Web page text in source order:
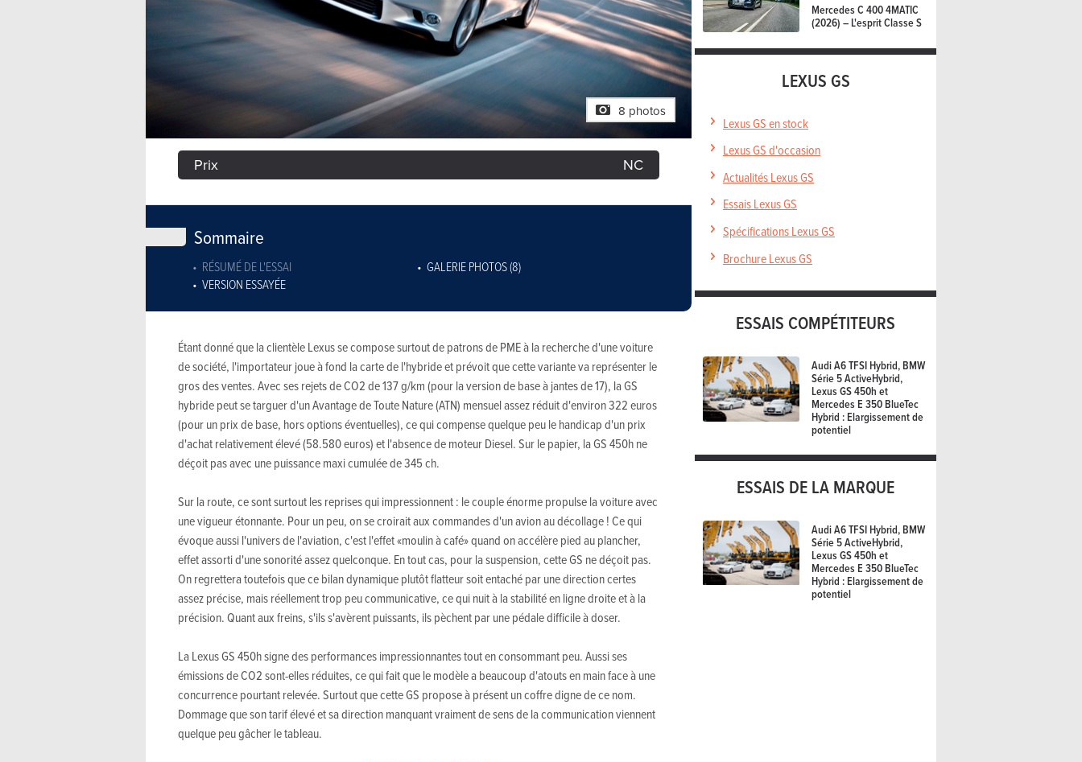
8 photos
Prix NC
Sommaire
RÉSUMÉ DE L'ESSAI
GALERIE PHOTOS (8)
VERSION ESSAYÉE
Étant donné que la clientèle Lexus se compose surtout de patrons de PME à la recherche d'une voiture
de société, l'importateur joue à fond la carte de l'hybride et prévoit que cette variante va représenter le
gros des ventes. Avec ses rejets de CO2 de 137 g/km (pour la version de base à jantes de 17), la GS
hybride peut se targuer d'un Avantage de Toute Nature (ATN) mensuel assez réduit d'environ 322 euros
(pour un prix de base, hors options éventuelles), ce qui compense quelque peu le handicap d'un prix
d'achat relativement élevé (58.580 euros) et l'absence de moteur Diesel. Sur le papier, la GS 450h ne
déçoit pas avec une puissance maxi cumulée de 345 ch.
Sur la route, ce sont surtout les reprises qui impressionnent : le couple énorme propulse la voiture avec
une vigueur étonnante. Pour un peu, on se croirait aux commandes d'un avion au décollage ! Ce qui
évoque aussi l'univers de l'aviation, c'est l'effet «moulin à café» quand on accélère pied au plancher,
effet assorti d'une sonorité assez quelconque. En tout cas, pour la suspension, cette GS ne déçoit pas.
On regrettera toutefois que ce bilan dynamique plutôt flatteur soit entaché par une direction certes
assez précise, mais réellement trop peu communicative, ce qui nuit à la stabilité en ligne droite et à la
précision. Quant aux freins, s'ils s'avèrent puissants, ils pèchent par une pédale difficile à doser.
La Lexus GS 450h signe des performances impressionnantes tout en consommant peu. Aussi ses
émissions de CO2 sont-elles réduites, ce qui fait que le modèle a beaucoup d'atouts en main face à une
concurrence pourtant relevée. Surtout que cette GS propose à présent un coffre digne de ce nom.
Dommage que son tarif élevé et sa direction manquant vraiment de sens de la communication viennent
quelque peu gâcher le tableau.
Mercedes C 400 4MATIC
(2026) – L'esprit Classe S
LEXUS GS
Lexus GS en stock
Lexus GS d'occasion
Actualités Lexus GS
Essais Lexus GS
Spécifications Lexus GS
Brochure Lexus GS
ESSAIS COMPÉTITEURS
Audi A6 TFSI Hybrid, BMW
Série 5 ActiveHybrid,
Lexus GS 450h et
Mercedes E 350 BlueTec
Hybrid : Elargissement de
potentiel
ESSAIS DE LA MARQUE
Audi A6 TFSI Hybrid, BMW
Série 5 ActiveHybrid,
Lexus GS 450h et
Mercedes E 350 BlueTec
Hybrid : Elargissement de
potentiel